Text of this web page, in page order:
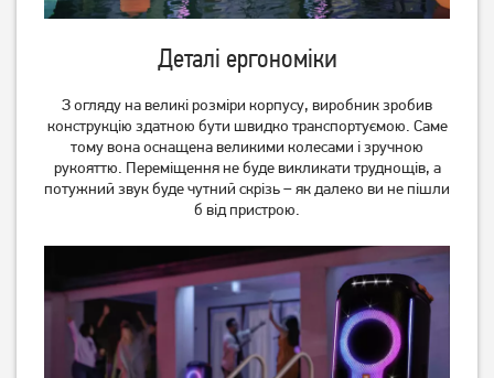
11 999грн
BoomBox X GP-BS500x
1 699грн
Деталі ергономіки
З огляду на великі розміри корпусу, виробник зробив
конструкцію здатною бути швидко транспортуємою. Саме
тому вона оснащена великими колесами і зручною
рукояттю. Переміщення не буде викликати труднощів, а
потужний звук буде чутний скрізь – як далеко ви не пішли
б від пристрою.